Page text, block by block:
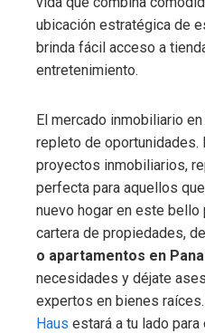
ubicación estratégica de
brinda fácil acceso a
entretenimiento.
El mercado inmobiliario
repleto de oportunidades.
proyectos inmobiliarios,
perfecta para aquellos
nuevo hogar en este
cartera de propiedades,
o apartamentos en
necesidades y déjate
expertos en bienes
Haus estará a tu lado